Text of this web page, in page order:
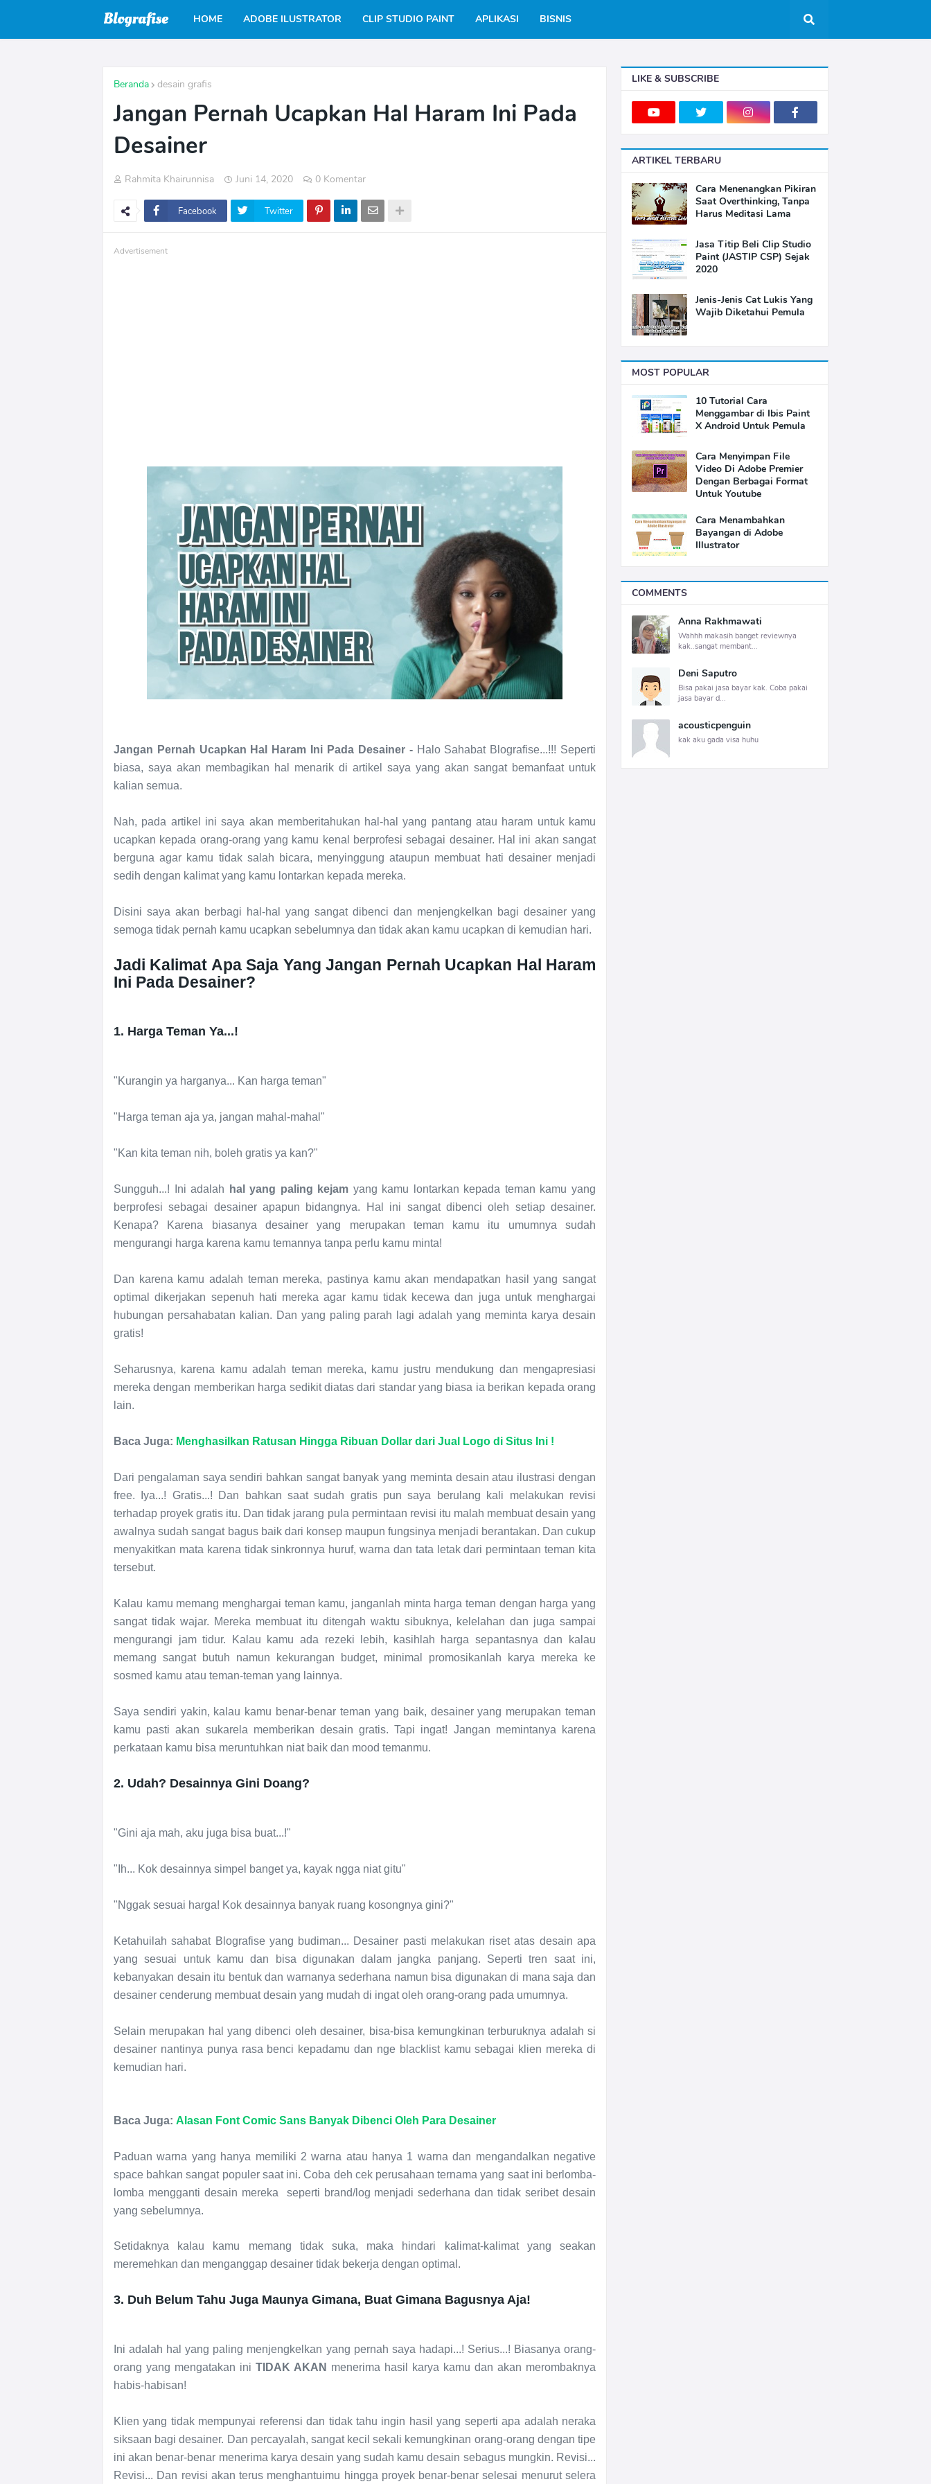
HOME ADOBE ILUSTRATOR CLIP STUDIO PAINT APLIKASI BISNIS
Beranda desain grafis
Jangan Pernah Ucapkan Hal Haram Ini Pada
Desainer
Rahmita Khairunnisa Juni 14, 2020 0 Komentar
Facebook Twitter
Advertisement
Jangan Pernah Ucapkan Hal Haram Ini Pada Desainer -Halo Sahabat Blografise...!!! Seperti
biasa, saya akan membagikan hal menarik di artikel saya yang akan sangat bemanfaat untuk
kalian semua.
Nah, pada artikel ini saya akan memberitahukan hal-hal yang pantang atau haram untuk kamu
ucapkan kepada orang-orang yang kamu kenal berprofesi sebagai desainer. Hal ini akan sangat
berguna agar kamu tidak salah bicara, menyinggung ataupun membuat hati desainer menjadi
sedih dengan kalimat yang kamu lontarkan kepada mereka.
Disini saya akan berbagi hal-hal yang sangat dibenci dan menjengkelkan bagi desainer yang
semoga tidak pernah kamu ucapkan sebelumnya dan tidak akan kamu ucapkan di kemudian hari.
Jadi Kalimat Apa Saja Yang Jangan Pernah Ucapkan Hal Haram
Ini Pada Desainer?
1. Harga Teman Ya...!
"Kurangin ya harganya... Kan harga teman"
"Harga teman aja ya, jangan mahal-mahal"
"Kan kita teman nih, boleh gratis ya kan?"
Sungguh...! Ini adalah hal yang paling kejam yang kamu lontarkan kepada teman kamu yang
berprofesi sebagai desainer apapun bidangnya. Hal ini sangat dibenci oleh setiap desainer.
Kenapa? Karena biasanya desainer yang merupakan teman kamu itu umumnya sudah
mengurangi harga karena kamu temannya tanpa perlu kamu minta!
Dan karena kamu adalah teman mereka, pastinya kamu akan mendapatkan hasil yang sangat
optimal dikerjakan sepenuh hati mereka agar kamu tidak kecewa dan juga untuk menghargai
hubungan persahabatan kalian. Dan yang paling parah lagi adalah yang meminta karya desain
gratis!
Seharusnya, karena kamu adalah teman mereka, kamu justru mendukung dan mengapresiasi
mereka dengan memberikan harga sedikit diatas dari standar yang biasa ia berikan kepada orang
lain.
Baca Juga: Menghasilkan Ratusan Hingga Ribuan Dollar dari Jual Logo di Situs Ini !
Dari pengalaman saya sendiri bahkan sangat banyak yang meminta desain atau ilustrasi dengan
free. Iya...! Gratis...! Dan bahkan saat sudah gratis pun saya berulang kali melakukan revisi
terhadap proyek gratis itu. Dan tidak jarang pula permintaan revisi itu malah membuat desain yang
awalnya sudah sangat bagus baik dari konsep maupun fungsinya menjadi berantakan. Dan cukup
menyakitkan mata karena tidak sinkronnya huruf, warna dan tata letak dari permintaan teman kita
tersebut.
Kalau kamu memang menghargai teman kamu, janganlah minta harga teman dengan harga yang
sangat tidak wajar. Mereka membuat itu ditengah waktu sibuknya, kelelahan dan juga sampai
mengurangi jam tidur. Kalau kamu ada rezeki lebih, kasihlah harga sepantasnya dan kalau
memang sangat butuh namun kekurangan budget, minimal promosikanlah karya mereka ke
sosmed kamu atau teman-teman yang lainnya.
Saya sendiri yakin, kalau kamu benar-benar teman yang baik, desainer yang merupakan teman
kamu pasti akan sukarela memberikan desain gratis. Tapi ingat! Jangan memintanya karena
perkataan kamu bisa meruntuhkan niat baik dan mood temanmu.
2. Udah? Desainnya Gini Doang?
"Gini aja mah, aku juga bisa buat...!"
"Ih... Kok desainnya simpel banget ya, kayak ngga niat gitu"
"Nggak sesuai harga! Kok desainnya banyak ruang kosongnya gini?"
Ketahuilah sahabat Blografise yang budiman... Desainer pasti melakukan riset atas desain apa
yang sesuai untuk kamu dan bisa digunakan dalam jangka panjang. Seperti tren saat ini,
kebanyakan desain itu bentuk dan warnanya sederhana namun bisa digunakan di mana saja dan
desainer cenderung membuat desain yang mudah di ingat oleh orang-orang pada umumnya.
Selain merupakan hal yang dibenci oleh desainer, bisa-bisa kemungkinan terburuknya adalah si
desainer nantinya punya rasa benci kepadamu dan nge blacklist kamu sebagai klien mereka di
kemudian hari.
Baca Juga: Alasan Font Comic Sans Banyak Dibenci Oleh Para Desainer
Paduan warna yang hanya memiliki 2 warna atau hanya 1 warna dan mengandalkan negative
space bahkan sangat populer saat ini. Coba deh cek perusahaan ternama yang saat ini berlomba-
lomba mengganti desain mereka seperti brand/log menjadi sederhana dan tidak seribet desain
yang sebelumnya.
Setidaknya kalau kamu memang tidak suka, maka hindari kalimat-kalimat yang seakan
meremehkan dan menganggap desainer tidak bekerja dengan optimal.
3. Duh Belum Tahu Juga Maunya Gimana, Buat Gimana Bagusnya Aja!
Ini adalah hal yang paling menjengkelkan yang pernah saya hadapi...! Serius...! Biasanya orang-
orang yang mengatakan ini TIDAK AKAN menerima hasil karya kamu dan akan merombaknya
habis-habisan!
Klien yang tidak mempunyai referensi dan tidak tahu ingin hasil yang seperti apa adalah neraka
siksaan bagi desainer. Dan percayalah, sangat kecil sekali kemungkinan orang-orang dengan tipe
ini akan benar-benar menerima karya desain yang sudah kamu desain sebagus mungkin. Revisi...
Revisi... Dan revisi akan terus menghantuimu hingga proyek benar-benar selesai menurut selera
LIKE & SUBSCRIBE
ARTIKEL TERBARU
Cara Menenangkan Pikiran
Saat Overthinking, Tanpa
Harus Meditasi Lama
Jasa Titip Beli Clip Studio
Paint (JASTIP CSP) Sejak
2020
Jenis-Jenis Cat Lukis Yang
Wajib Diketahui Pemula
MOST POPULAR
10 Tutorial Cara
Menggambar di Ibis Paint
X Android Untuk Pemula
Cara Menyimpan File
Video Di Adobe Premier
Dengan Berbagai Format
Untuk Youtube
Cara Menambahkan
Bayangan di Adobe
Illustrator
COMMENTS
Anna Rakhmawati
Wahhh makasih banget reviewnya
kak..sangat membant...
Deni Saputro
Bisa pakai jasa bayar kak. Coba pakai
jasa bayar d...
acousticpenguin
kak aku gada visa huhu